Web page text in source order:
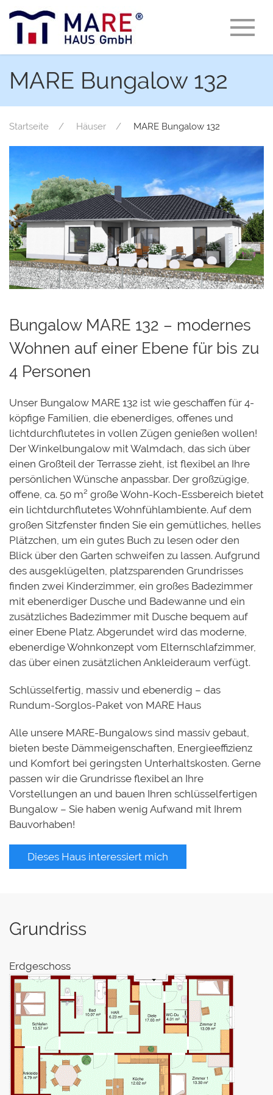
MARE Bungalow 132
Startseite Häuser MARE Bungalow 132
Bungalow MARE 132 – modernes
Wohnen auf einer Ebene für bis zu
4 Personen
Unser Bungalow MARE 132 ist wie geschaffen für 4-
köpfige Familien, die ebenerdiges, offenes und
lichtdurchflutetes in vollen Zügen genießen wollen!
Der Winkelbungalow mit Walmdach, das sich über
einen Großteil der Terrasse zieht, ist flexibel an Ihre
persönlichen Wünsche anpassbar. Der großzügige,
offene, ca. 50 m² große Wohn-Koch-Essbereich bietet
ein lichtdurchflutetes Wohnfühlambiente. Auf dem
großen Sitzfenster finden Sie ein gemütliches, helles
Plätzchen, um ein gutes Buch zu lesen oder den
Blick über den Garten schweifen zu lassen. Aufgrund
des ausgeklügelten, platzsparenden Grundrisses
finden zwei Kinderzimmer, ein großes Badezimmer
mit ebenerdiger Dusche und Badewanne und ein
zusätzliches Badezimmer mit Dusche bequem auf
einer Ebene Platz. Abgerundet wird das moderne,
ebenerdige Wohnkonzept vom Elternschlafzimmer,
das über einen zusätzlichen Ankleideraum verfügt.
Schlüsselfertig, massiv und ebenerdig – das
Rundum-Sorglos-Paket von MARE Haus
Alle unsere MARE-Bungalows sind massiv gebaut,
bieten beste Dämmeigenschaften, Energieeffizienz
und Komfort bei geringsten Unterhaltskosten. Gerne
passen wir die Grundrisse flexibel an Ihre
Vorstellungen an und bauen Ihren schlüsselfertigen
Bungalow – Sie haben wenig Aufwand mit Ihrem
Bauvorhaben!
Dieses Haus interessiert mich
Grundriss
Erdgeschoss